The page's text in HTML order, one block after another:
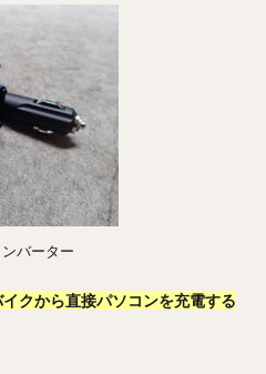
バーター
イクから直接パソコンを充電する